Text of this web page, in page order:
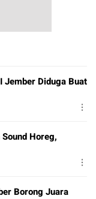
Jember Diduga Buat
Horeg,
Borong Juara